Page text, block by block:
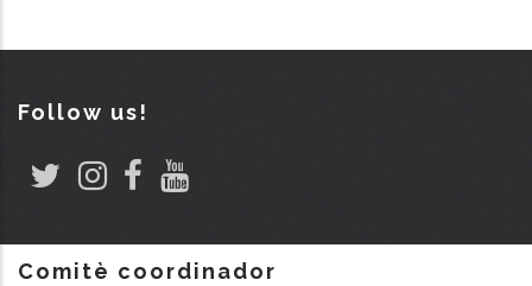
Follow us!
Comitè coordinador